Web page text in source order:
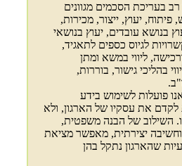
רב בעריכת הסכמים מגוונים
יעוץ, ייצור, מכירות,
בנושא עובדים, יעוץ בנושאי
לגיוס כספים לתאגיד,
ליווי במשא ומתן
בהליכי גישור, בוררות,
פועלות לשימוש בידע
את עסקיו של הארגון, ולא
השילוב של הבנה משפטית,
וחשיבה יצירתית, מאפשר מציאת
שהארגון נתקל בהן